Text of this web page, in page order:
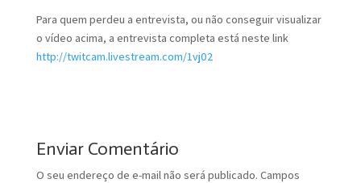
Para quem perdeu a entrevista, ou não conseguir visualizar
o vídeo acima, a entrevista completa está neste link
http://twitcam.livestream.com/1vj02
Enviar Comentário
O seu endereço de e-mail não será publicado. Campos